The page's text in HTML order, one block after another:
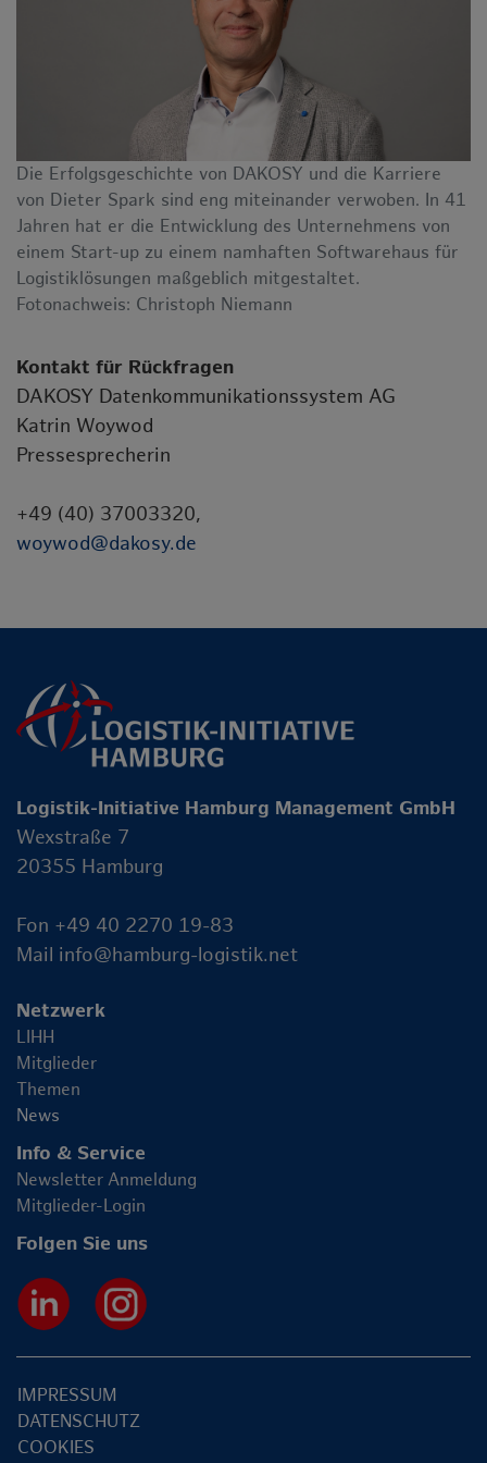
Die Erfolgsgeschichte von DAKOSY und die Karriere
von Dieter Spark sind eng miteinander verwoben. In 41
Jahren hat er die Entwicklung des Unternehmens von
einem Start-up zu einem namhaften Softwarehaus für
Logistiklösungen maßgeblich mitgestaltet.
Fotonachweis: Christoph Niemann
Kontakt für Rückfragen
DAKOSY Datenkommunikationssystem AG
Katrin Woywod
Pressesprecherin
+49 (40) 37003320,
woywod@dakosy.de
Logistik-Initiative Hamburg Management GmbH
Wexstraße 7
20355 Hamburg
Fon +49 40 2270 19-83
Mail info@hamburg-logistik.net
Netzwerk
LIHH
Mitglieder
Themen
News
Info & Service
Newsletter Anmeldung
Mitglieder-Login
Folgen Sie uns
IMPRESSUM
DATENSCHUTZ
COOKIES